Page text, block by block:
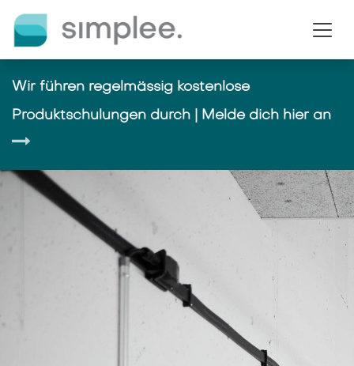
Wir führen regelmässig kostenlose
Produktschulungen durch | Melde dich hier an